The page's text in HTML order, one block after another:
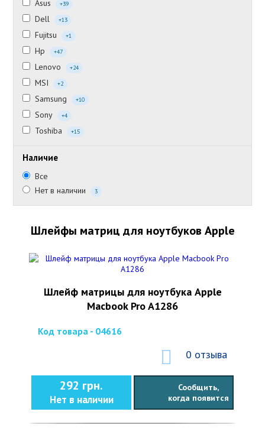
Asus
+39
Dell +13
Fujitsu +1
Hp +47
Lenovo +24
MSI +2
Samsung +10
Sony +4
Toshiba +15
Наличие
Все
Нет в наличии
3
Шлейфы матриц для ноутбуков Apple
Шлейф матрицы для ноутбука Apple
Macbook Pro A1286
Код товара - 04616
0 отзыва
292 грн.
Нет в наличии
Сообщить,
когда появится